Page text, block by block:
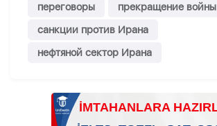
переговоры
прекращение войны
санкции против Ирана
нефтяной сектор Ирана